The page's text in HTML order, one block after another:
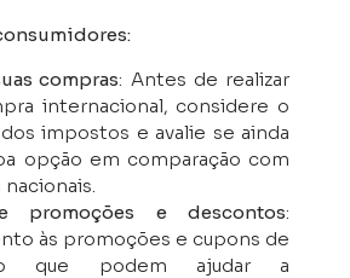
compras: Antes de realizar
internacional, considere o
impostos e avalie se ainda
opção em comparação com
promoções e descontos:
às promoções e cupons de
que podem ajudar a